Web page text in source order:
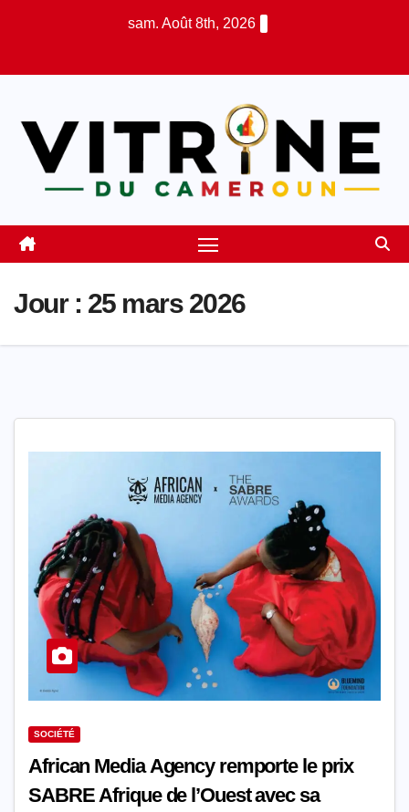
sam. Août 8th, 2026
Jour : 25 mars 2026
SOCIÉTÉ
African Media Agency remporte le prix
SABRE Afrique de l’Ouest avec sa